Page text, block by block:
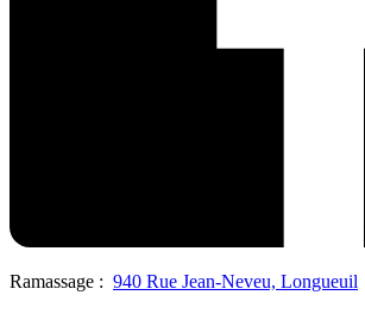
Ramassage : 940 Rue Jean-Neveu, Longueuil